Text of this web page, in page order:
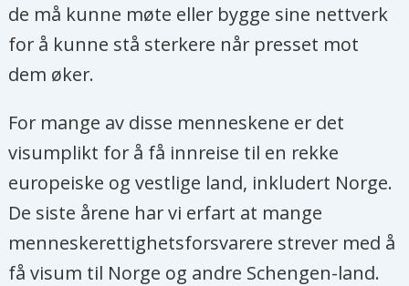
de må kunne møte eller bygge sine nettverk
for å kunne stå sterkere når presset mot
dem øker.
For mange av disse menneskene er det
visumplikt for å få innreise til en rekke
europeiske og vestlige land, inkludert Norge.
De siste årene har vi erfart at mange
menneskerettighetsforsvarere strever med å
få visum til Norge og andre Schengen-land.